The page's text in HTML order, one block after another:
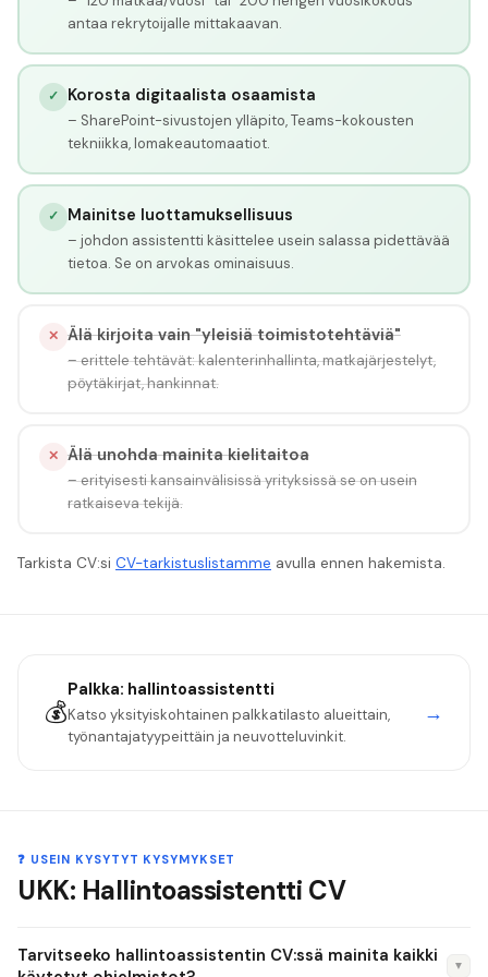
antaa rekrytoijalle mittakaavan.
✓ Korosta digitaalista osaamista
– SharePoint-sivustojen ylläpito, Teams-kokousten
tekniikka, lomakeautomaatiot.
✓ Mainitse luottamuksellisuus
– johdon assistentti käsittelee usein salassa pidettävää
tietoa. Se on arvokas ominaisuus.
✕ Älä kirjoita vain "yleisiä toimistotehtäviä"
– erittele tehtävät: kalenterinhallinta, matkajärjestelyt,
pöytäkirjat, hankinnat.
✕ Älä unohda mainita kielitaitoa
– erityisesti kansainvälisissä yrityksissä se on usein
ratkaiseva tekijä.
Tarkista CV:si CV-tarkistuslistamme avulla ennen hakemista.
💰
Palkka: hallintoassistentti
Katso yksityiskohtainen palkkatilasto alueittain,
työnantajatyypeittäin ja neuvotteluvinkit.
→
❓ USEIN KYSYTYT KYSYMYKSET
UKK: Hallintoassistentti CV
Tarvitseeko hallintoassistentin CV:ssä mainita kaikki
▼